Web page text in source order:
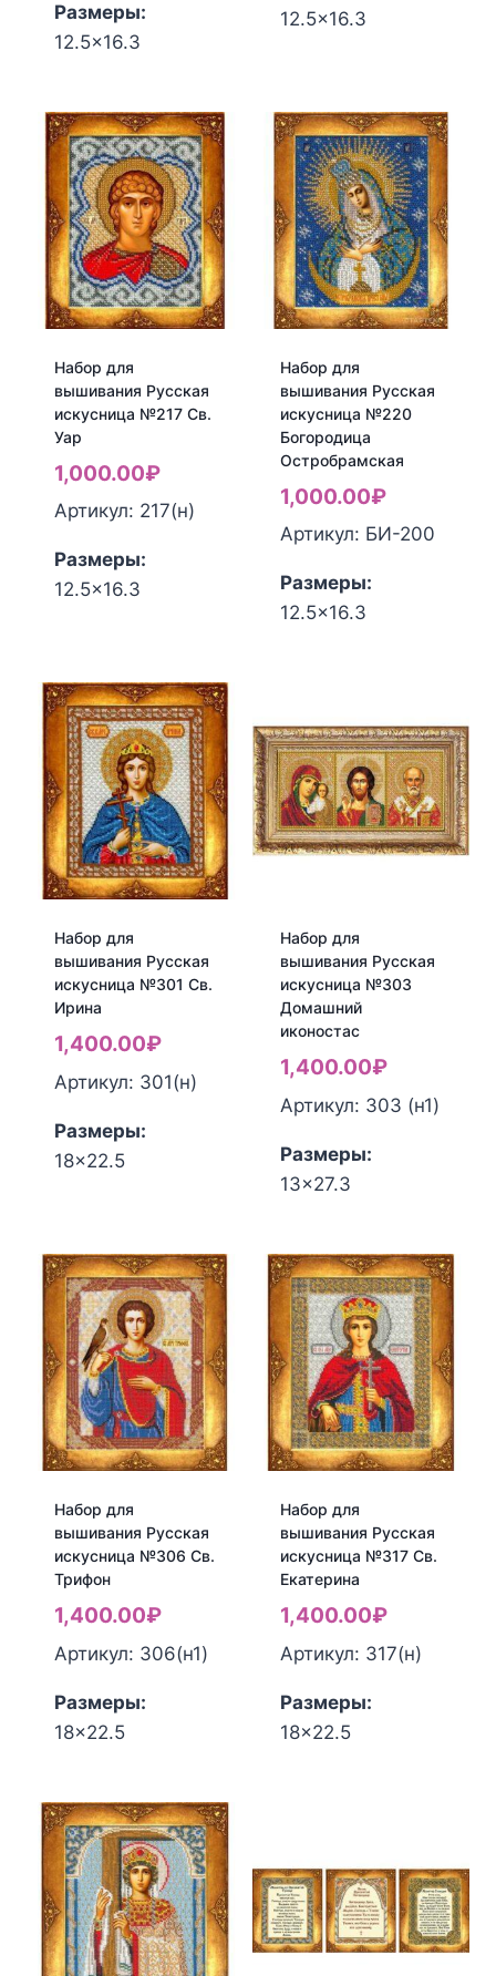
Набор
для
вышивания
Русская
искусница
№213
Богородица
Касперовская
Размеры:
12.5x16.3
для
вышивания
Русская
искусница
№216
Св.
Михаил
12.5x16.3
Набор для
вышивания Русская
искусница №217 Св.
Уар
1,000.00₽
Артикул: 217(н)
для
вышивания
Русская
искусница
№217
Св.
Уар
Размеры:
12.5x16.3
Набор для
вышивания Русская
искусница №220
Богородица
Остробрамская
1,000.00₽
Артикул: БИ-200
для
вышивания
Русская
искусница
№220
Размеры:
12.5x16.3
Набор для
вышивания Русская
искусница №301 Св.
Ирина
1,400.00₽
Артикул: 301(н)
для
вышивания
Русская
искусница
№301
Св.
Ирина
Размеры:
18x22.5
Набор для
вышивания Русская
искусница №303
Домашний
иконостас
1,400.00₽
Артикул: 303 (н1)
Набор
для
вышивания
Русская
искусница
№303
Домашний
иконостас
Размеры:
13x27.3
Набор для
вышивания Русская
искусница №306 Св.
Трифон
1,400.00₽
Артикул: 306(н1)
Набор
для
вышивания
Русская
искусница
№306
Размеры:
18x22.5
Набор для
вышивания Русская
искусница №317 Св.
Екатерина
1,400.00₽
Артикул: 317(н)
вышивания
Русская
искусница
№317
Размеры:
18x22.5